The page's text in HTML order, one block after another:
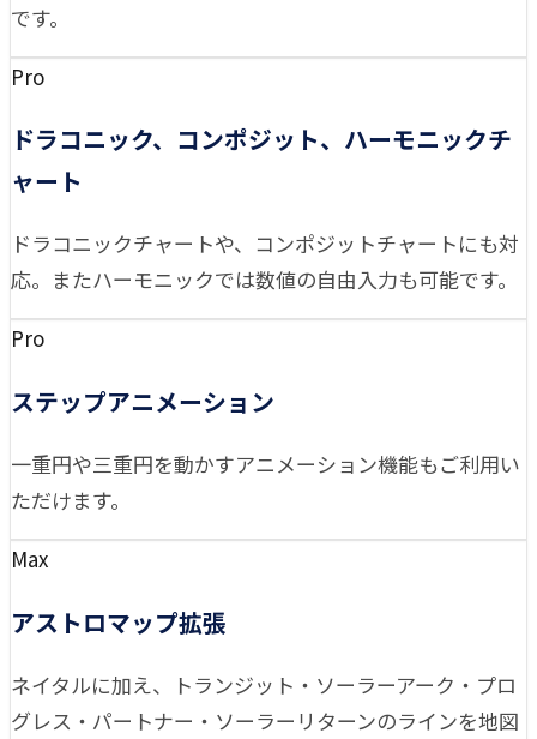
です。
Pro
ドラコニック、コンポジット、ハーモニックチ
ャート
ドラコニックチャートや、コンポジットチャートにも対
応。またハーモニックでは数値の自由入力も可能です。
Pro
ステップアニメーション
一重円や三重円を動かすアニメーション機能もご利用い
ただけます。
Max
アストロマップ拡張
ネイタルに加え、トランジット・ソーラーアーク・プロ
グレス・パートナー・ソーラーリターンのラインを地図